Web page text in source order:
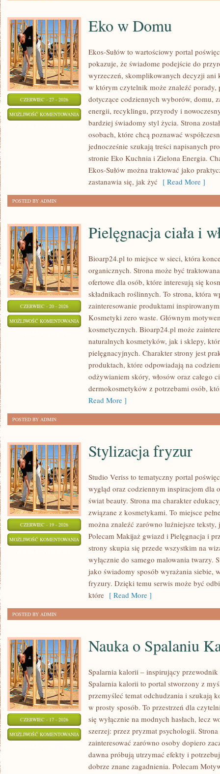
CZERWIEC - 27 - 2026
MOŻLIWOŚĆ KOMENTOWANIA
DOMU
Eko w Domu
Ekos-Sułów to wartościowy portal
pokazuje, że świadome podejście do
wyrzeczeń, skomplikowanych decyzji ani
w którym czytelnik może znaleźć porady,
dotyczące codziennych wyborów, domu,
energii, recyklingu, przyrody i
bardziej świadomy styl życia. Strona
osobach, które chcą poznawać
jednocześnie szukają treści napisanych
stronie Eko Kuchnia i Zielona Energia.
Ekos-Sułów można traktować jako
zastanawia się, jak żyć [ Read More ]
POSTED BY ADMIN
CZERWIEC - 20 - 2026
MOŻLIWOŚĆ KOMENTOWANIA PIELĘGNACJA
CIAŁA
WŁOSÓW
Pielęgnacja ciała i
Bioarp24.pl to miejsce w sieci, która
organicznych. Strona może być
ofertowe dla osób, które interesują się
składnikach roślinnych. To strona, która
zainteresowanie produktami
Kosmetyki zero waste. Głównym
kosmetycznych. Bioarp24.pl może
naturalnych kosmetyków, jak i sklepy,
pielęgnacyjnych. Charakter strony jest
produktach, które odpowiadają na
odżywianiem skóry, włosów oraz całego
dermokosmetyków z potrzebami osób,
Read More ]
POSTED BY ADMIN
CZERWIEC - 19 - 2026
MOŻLIWOŚĆ KOMENTOWANIA STYLIZACJA
FRYZUR
Stylizacja fryzur
Studio Veriss to tematyczny portal
wygląd oraz codziennym inspiracjom dla
świat beauty. Strona ma charakter
związane z kosmetykami. To miejsce
można znaleźć zarówno luźniejsze
Polecam Makijaż gwiazd i Pielęgnacja i
strony skupia się przede wszystkim na
wyłącznie do samego malowania twarzy.
jako świadomy sposób wyrażania siebie,
fryzury. Dzięki temu serwis może być
które [ Read More ]
POSTED BY ADMIN
CZERWIEC - 17 - 2026
MOŻLIWOŚĆ KOMENTOWANIA NAUKA
SPALANIU
KALORII
Nauka o Spalaniu
Spalarnia kalorii – inspirujący przewodnik
Spalarnia kalorii to portal stworzony z
przemyśleć temat odchudzania i szukają
w prosty sposób. To przestrzeń dla
się wyłącznie na modnych hasłach, lecz
szerzej: przez pryzmat psychologii.
zainteresować zarówno osoby dopiero
dawna próbują utrzymać efekty i
dobrze znane zagadnienia. Polecam